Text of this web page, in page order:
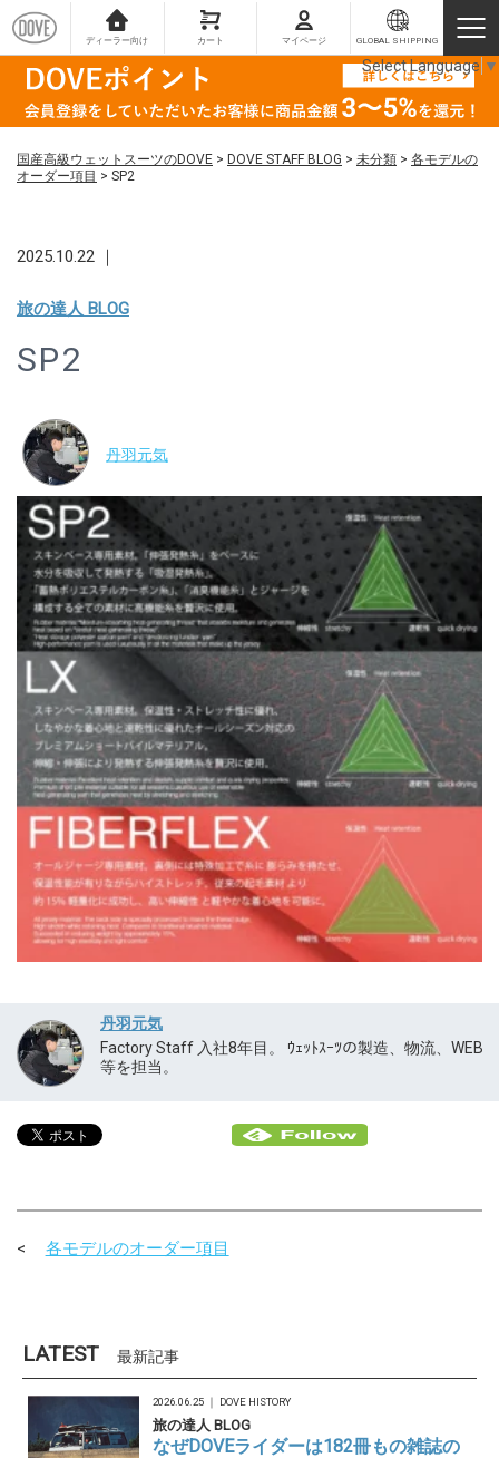
ディーラー向け カート マイページ GLOBAL SHIPPING
国産高級ウェットスーツのDOVE > DOVE STAFF BLOG > 未分類 > 各モデルの
オーダー項目 > SP2
2025.10.22 ｜
旅の達人 BLOG
SP2
丹羽元気
丹羽元気
Factory Staff 入社8年目。 ｳｪｯﾄｽｰﾂの製造、物流、WEB
等を担当。
各モデルのオーダー項目
LATEST 最新記事
2026.06.25 ｜ DOVE HISTORY
旅の達人 BLOG
なぜDOVEライダーは182冊もの雑誌の
Select Language ▼